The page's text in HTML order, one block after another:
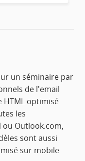
un séminaire par
de l'email
optimisé
les
ou Outlook.com,
sont aussi
sur mobile